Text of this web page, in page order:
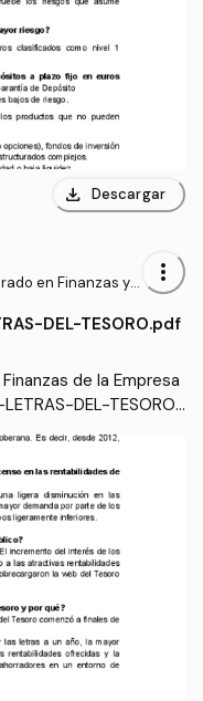
download Descargar
en Finanzas y
more_vert
DEL-TESORO.pdf
de la Empresa
DEL-TESORO.